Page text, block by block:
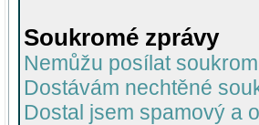
Soukromé zprávy
Nemůžu posílat
Dostávám nechtěné
Dostal jsem spamový a